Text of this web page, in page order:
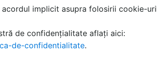
implicit asupra folosirii cookie-
de confidențialitate aflați aici:
de-confidentialitate.